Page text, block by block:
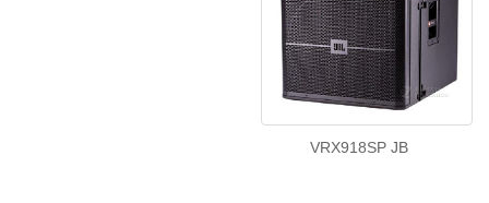
VRX918SP JB